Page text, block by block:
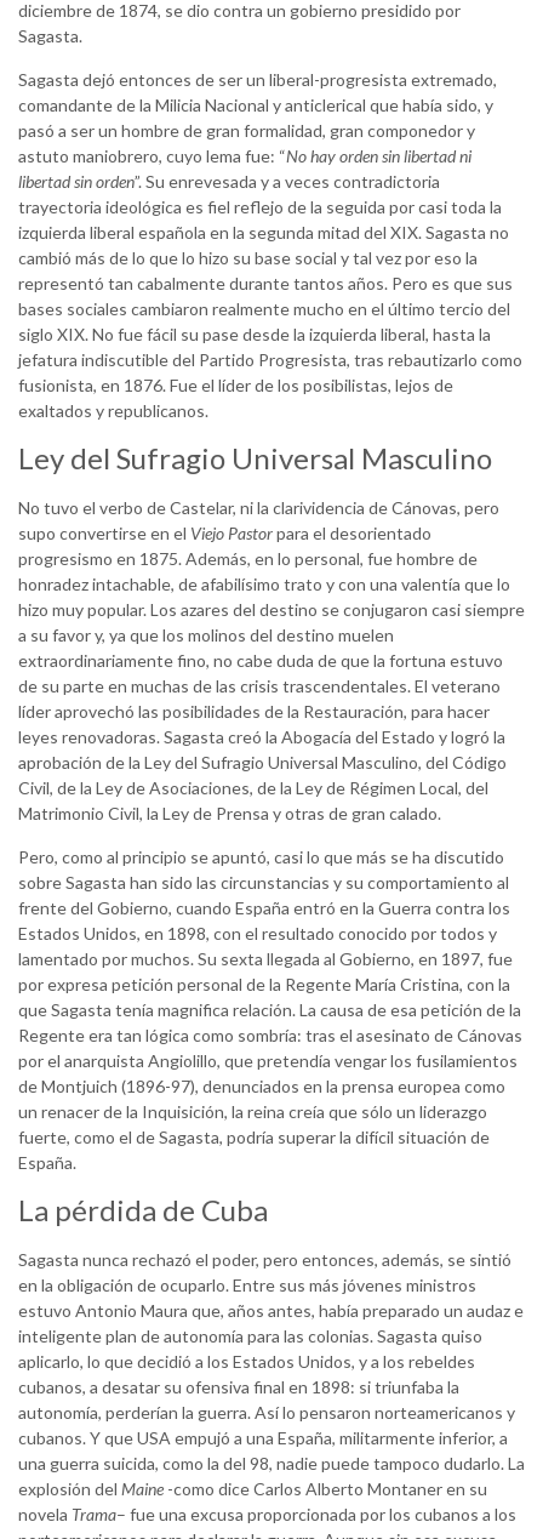
diciembre de 1874, se dio contra un gobierno presidido por
Sagasta.
Sagasta dejó entonces de ser un liberal-progresista extremado,
comandante de la Milicia Nacional y anticlerical que había sido, y
pasó a ser un hombre de gran formalidad, gran componedor y
astuto maniobrero, cuyo lema fue: “No hay orden sin libertad ni
libertad sin orden”. Su enrevesada y a veces contradictoria
trayectoria ideológica es fiel reflejo de la seguida por casi toda la
izquierda liberal española en la segunda mitad del XIX. Sagasta no
cambió más de lo que lo hizo su base social y tal vez por eso la
representó tan cabalmente durante tantos años. Pero es que sus
bases sociales cambiaron realmente mucho en el último tercio del
siglo XIX. No fue fácil su pase desde la izquierda liberal, hasta la
jefatura indiscutible del Partido Progresista, tras rebautizarlo como
fusionista, en 1876. Fue el líder de los posibilistas, lejos de
exaltados y republicanos.
Ley del Sufragio Universal Masculino
No tuvo el verbo de Castelar, ni la clarividencia de Cánovas, pero
supo convertirse en el Viejo Pastorpara el desorientado
progresismo en 1875. Además, en lo personal, fue hombre de
honradez intachable, de afabilísimo trato y con una valentía que lo
hizo muy popular. Los azares del destino se conjugaron casi siempre
a su favor y, ya que los molinos del destino muelen
extraordinariamente fino, no cabe duda de que la fortuna estuvo
de su parte en muchas de las crisis trascendentales. El veterano
líder aprovechó las posibilidades de la Restauración, para hacer
leyes renovadoras. Sagasta creó la Abogacía del Estado y logró la
aprobación de la Ley del Sufragio Universal Masculino, del Código
Civil, de la Ley de Asociaciones, de la Ley de Régimen Local, del
Matrimonio Civil, la Ley de Prensa y otras de gran calado.
Pero, como al principio se apuntó, casi lo que más se ha discutido
sobre Sagasta han sido las circunstancias y su comportamiento al
frente del Gobierno, cuando España entró en la Guerra contra los
Estados Unidos, en 1898, con el resultado conocido por todos y
lamentado por muchos. Su sexta llegada al Gobierno, en 1897, fue
por expresa petición personal de la Regente María Cristina, con la
que Sagasta tenía magnifica relación. La causa de esa petición de la
Regente era tan lógica como sombría: tras el asesinato de Cánovas
por el anarquista Angiolillo, que pretendía vengar los fusilamientos
de Montjuich (1896-97), denunciados en la prensa europea como
un renacer de la Inquisición, la reina creía que sólo un liderazgo
fuerte, como el de Sagasta, podría superar la difícil situación de
España.
La pérdida de Cuba
Sagasta nunca rechazó el poder, pero entonces, además, se sintió
en la obligación de ocuparlo. Entre sus más jóvenes ministros
estuvo Antonio Maura que, años antes, había preparado un audaz e
inteligente plan de autonomía para las colonias. Sagasta quiso
aplicarlo, lo que decidió a los Estados Unidos, y a los rebeldes
cubanos, a desatar su ofensiva final en 1898: si triunfaba la
autonomía, perderían la guerra. Así lo pensaron norteamericanos y
cubanos. Y que USA empujó a una España, militarmente inferior, a
una guerra suicida, como la del 98, nadie puede tampoco dudarlo. La
explosión del Maine -como dice Carlos Alberto Montaner en su
novela Trama– fue una excusa proporcionada por los cubanos a los